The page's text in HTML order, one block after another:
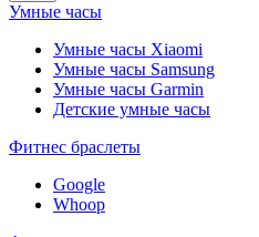
Умные часы
Умные часы Xiaomi
Умные часы Samsung
Умные часы Garmin
Детские умные часы
Фитнес браслеты
Google
Whoop